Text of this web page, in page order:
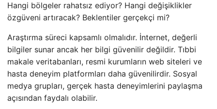
Hangi bölgeler rahatsız ediyor? Hangi değişiklikler
özgüveni artıracak? Beklentiler gerçekçi mi?
Araştırma süreci kapsamlı olmalıdır. İnternet, değerli
bilgiler sunar ancak her bilgi güvenilir değildir. Tıbbi
makale veritabanları, resmi kurumların web siteleri ve
hasta deneyim platformları daha güvenilirdir. Sosyal
medya grupları, gerçek hasta deneyimlerini paylaşma
açısından faydalı olabilir.